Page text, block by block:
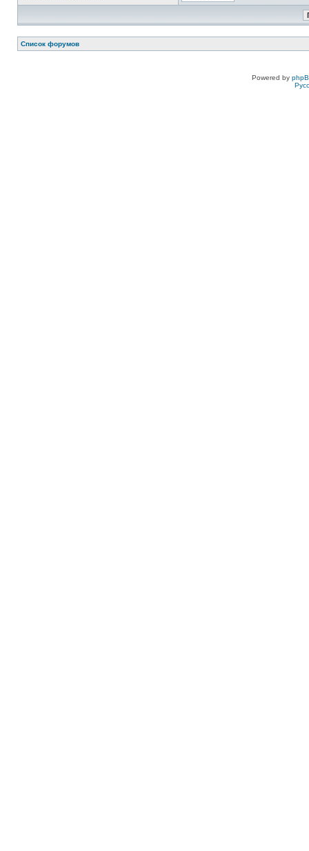
Список форумов
Powered by